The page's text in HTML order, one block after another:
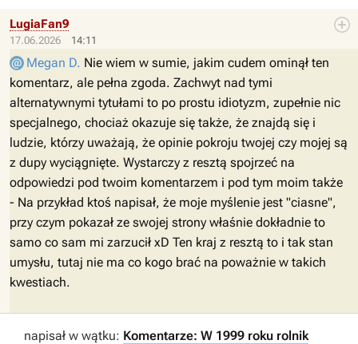
17.06.2026 14:11
LugiaFan9
Megan D. Nie wiem w sumie, jakim cudem ominął ten
komentarz, ale pełna zgoda. Zachwyt nad tymi
alternatywnymi tytułami to po prostu idiotyzm, zupełnie nic
specjalnego, chociaż okazuje się także, że znajdą się i
ludzie, którzy uważają, że opinie pokroju twojej czy mojej są
z dupy wyciągnięte. Wystarczy z resztą spojrzeć na
odpowiedzi pod twoim komentarzem i pod tym moim także
- Na przykład ktoś napisał, że moje myślenie jest "ciasne",
przy czym pokazał ze swojej strony właśnie dokładnie to
samo co sam mi zarzucił xD Ten kraj z resztą to i tak stan
umysłu, tutaj nie ma co kogo brać na poważnie w takich
kwestiach.
napisał w wątku: Komentarze: W 1999 roku rolnik